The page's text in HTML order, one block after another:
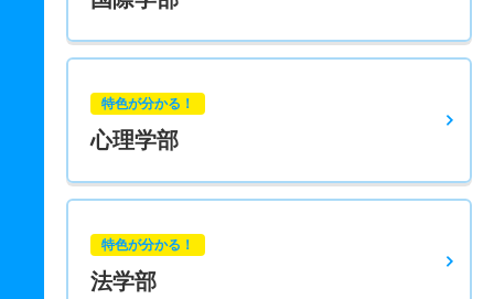
特色が分かる！
心理学部
特色が分かる！
法学部